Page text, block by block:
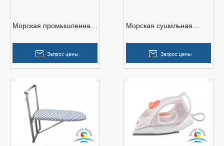
Морская промышленная
Запрос цены
Морская сушильная
Запрос цены